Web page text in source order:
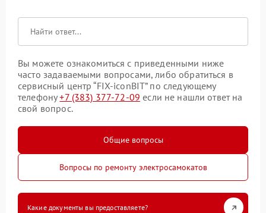
Вы можете ознакомиться с приведенными ниже
часто задаваемыми вопросами, либо обратиться в
сервисный центр “FIX-iconBIT” по следующему
телефону+7 (383) 377-72-09 если не нашли ответ на
свой вопрос.
Общие вопросы
Вопросы по ремонту электросамокатов
Какие документы вы предоставляете?